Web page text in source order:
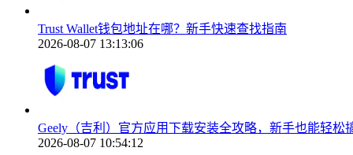
Trust Wallet钱包地址在哪？新手快速查找指南
2026-08-07 13:13:06
Geely（吉利）官方应用下载安装全攻略，新手也能轻松
2026-08-07 10:54:12